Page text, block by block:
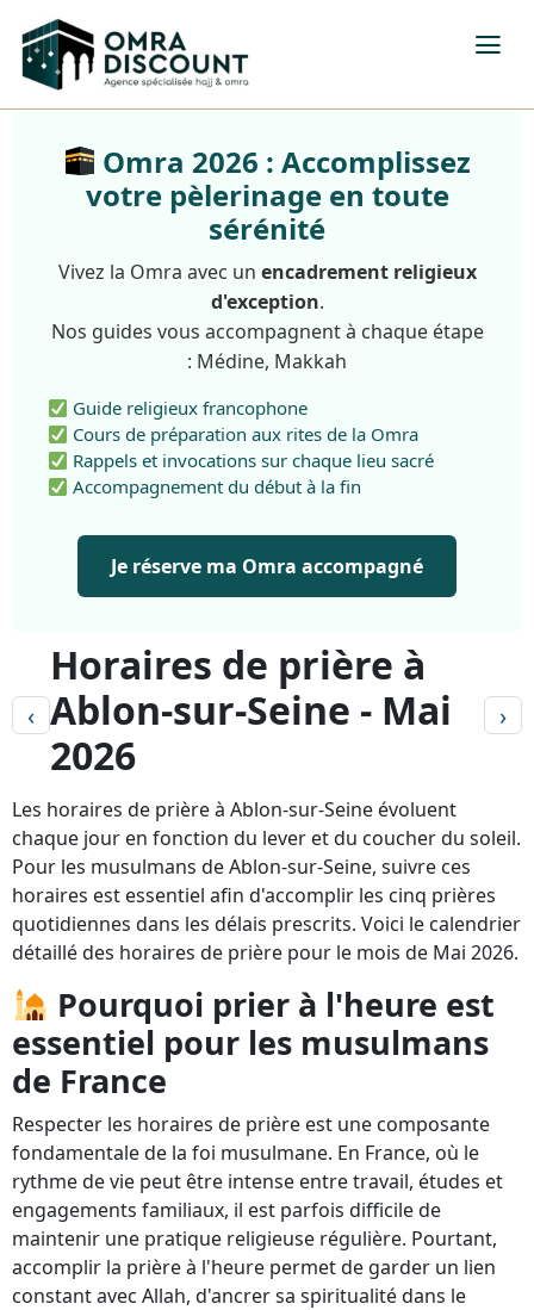
Omra 2026 : Accomplissez
votre pèlerinage en toute
sérénité
Vivez la Omra avec un encadrement religieux
d'exception.
Nos guides vous accompagnent à chaque étape
: Médine, Makkah
Guide religieux francophone
Cours de préparation aux rites de la Omra
Rappels et invocations sur chaque lieu sacré
Accompagnement du début à la fin
Je réserve ma Omra accompagné
‹
Horaires de prière à
Ablon-sur-Seine - Mai
2026
›
Les horaires de prière à Ablon-sur-Seine évoluent
chaque jour en fonction du lever et du coucher du soleil.
Pour les musulmans de Ablon-sur-Seine, suivre ces
horaires est essentiel afin d'accomplir les cinq prières
quotidiennes dans les délais prescrits. Voici le calendrier
détaillé des horaires de prière pour le mois de Mai 2026.
Pourquoi prier à l'heure est
essentiel pour les musulmans
de France
Respecter les horaires de prière est une composante
fondamentale de la foi musulmane. En France, où le
rythme de vie peut être intense entre travail, études et
engagements familiaux, il est parfois difficile de
maintenir une pratique religieuse régulière. Pourtant,
accomplir la prière à l'heure permet de garder un lien
constant avec Allah, d'ancrer sa spiritualité dans le